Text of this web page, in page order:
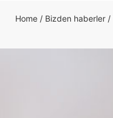
Home / Bizden haberler /